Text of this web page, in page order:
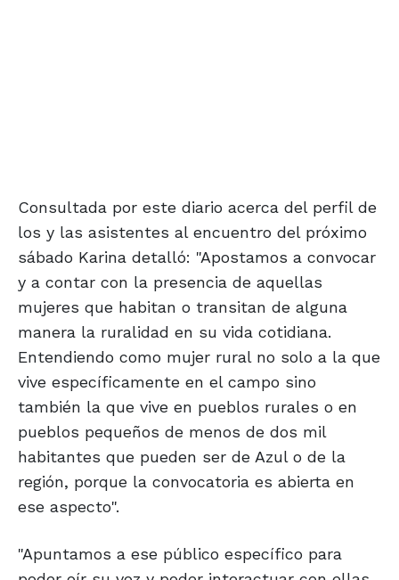
Consultada por este diario acerca del perfil de
los y las asistentes al encuentro del próximo
sábado Karina detalló: "Apostamos a convocar
y a contar con la presencia de aquellas
mujeres que habitan o transitan de alguna
manera la ruralidad en su vida cotidiana.
Entendiendo como mujer rural no solo a la que
vive específicamente en el campo sino
también la que vive en pueblos rurales o en
pueblos pequeños de menos de dos mil
habitantes que pueden ser de Azul o de la
región, porque la convocatoria es abierta en
ese aspecto".
"Apuntamos a ese público específico para